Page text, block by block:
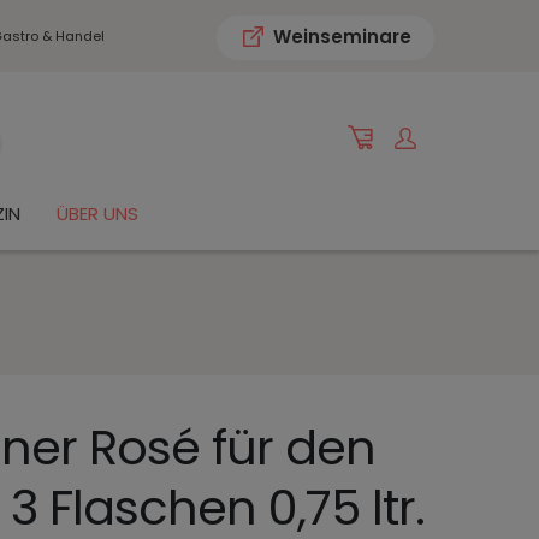
& Handel Weinseminare
ÜBER UNS
Rosé für den
Flaschen 0,75 ltr.